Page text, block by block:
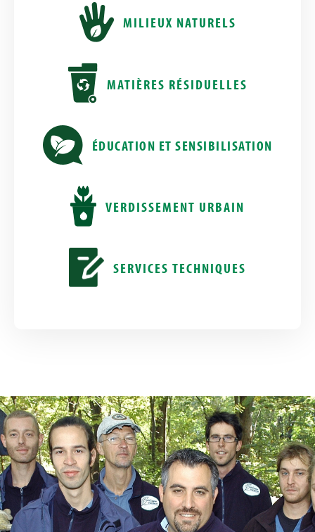
MILIEUX NATURELS
MATIÈRES RÉSIDUELLES
ÉDUCATION ET SENSIBILISATION
VERDISSEMENT URBAIN
SERVICES TECHNIQUES